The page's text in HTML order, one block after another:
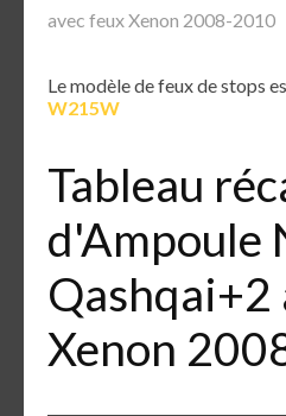
avec feux Xenon 2008-2010
Le modèle de feux de stops
W215W
Tableau
d'Ampoule
Qashqai+2
Xenon